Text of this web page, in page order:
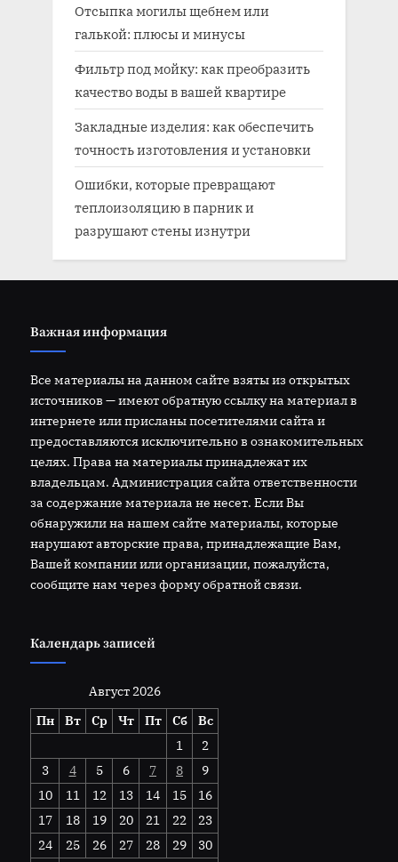
Отсыпка могилы щебнем или
галькой: плюсы и минусы
Фильтр под мойку: как преобразить
качество воды в вашей квартире
Закладные изделия: как обеспечить
точность изготовления и установки
Ошибки, которые превращают
теплоизоляцию в парник и
разрушают стены изнутри
Важная информация
Все материалы на данном сайте взяты из открытых
источников — имеют обратную ссылку на материал в
интернете или присланы посетителями сайта и
предоставляются исключительно в ознакомительных
целях. Права на материалы принадлежат их
владельцам. Администрация сайта ответственности
за содержание материала не несет. Если Вы
обнаружили на нашем сайте материалы, которые
нарушают авторские права, принадлежащие Вам,
Вашей компании или организации, пожалуйста,
сообщите нам через форму обратной связи.
Календарь записей
Август 2026
Пн
Вт Ср Чт Пт Сб
Вс
1
2
3
4 5 6 7 8
9
10
11 12 13 14 15
16
17
18 19 20 21 22
23
24
25 26 27 28 29
30